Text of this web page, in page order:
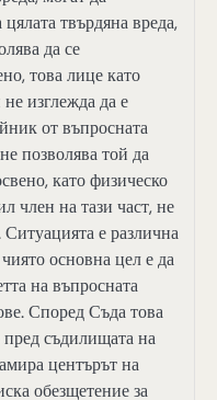
цялата твърдяна вреда,
да се
това лице като
изглежда да е
от въпросната
позволява той да
като физическо
член на тази част, не
е различна
основна цел е да
на въпросната
Според Съда това
съдилищата на
центърът на
обезщетение за